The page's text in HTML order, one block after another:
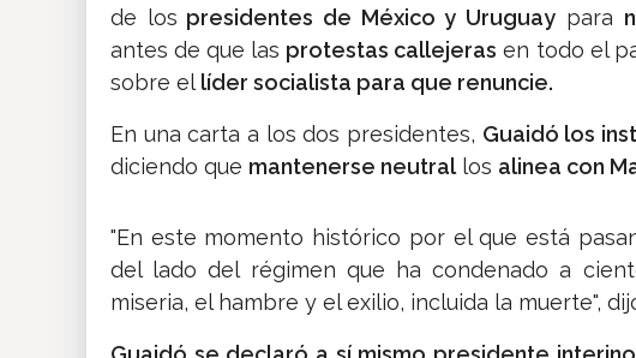
de los presidentes de México y Uruguay para
antes de que las protestas callejeras en todo el
sobre ellíder socialista para que renuncie.
En una carta a los dos presidentes, Guaidó los
diciendo que mantenerse neutrallos alinea con
"En este momento histórico por el que está
del lado del régimen que ha condenado a
miseria, el hambre y el exilio, incluida la muerte",